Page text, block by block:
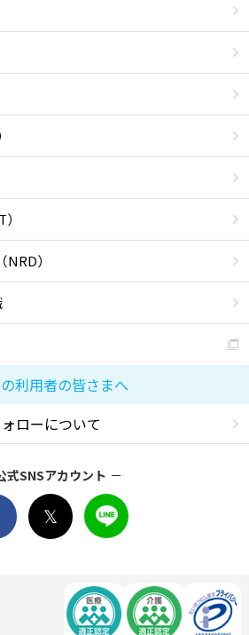
）
利用者の皆さまへ
ローについて
式SNSアカウント